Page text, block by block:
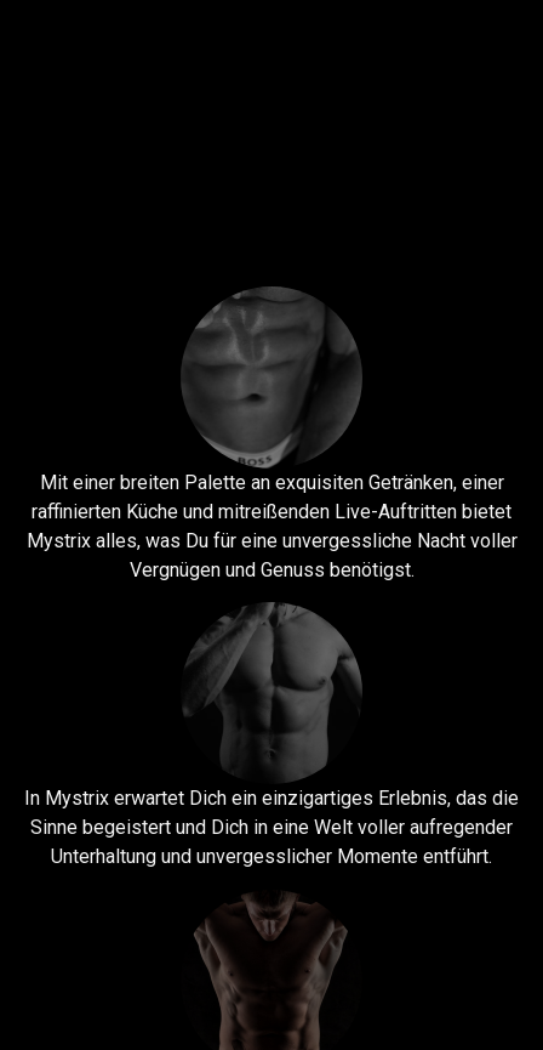
Mit einer breiten Palette an exquisiten Getränken, einer
raffinierten Küche und mitreißenden Live-Auftritten bietet
Mystrix alles, was Du für eine unvergessliche Nacht voller
Vergnügen und Genuss benötigst.
In Mystrix erwartet Dich ein einzigartiges Erlebnis, das die
Sinne begeistert und Dich in eine Welt voller aufregender
Unterhaltung und unvergesslicher Momente entführt.